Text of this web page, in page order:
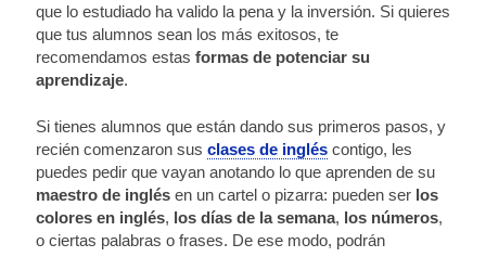
que lo estudiado ha valido la pena y la inversión. Si quieres
que tus alumnos sean los más exitosos, te
recomendamos estas formas de potenciar su
aprendizaje.
Si tienes alumnos que están dando sus primeros pasos, y
recién comenzaron sus clases de inglés contigo, les
puedes pedir que vayan anotando lo que aprenden de su
maestro de inglés en un cartel o pizarra: pueden ser los
colores en inglés, los días de la semana, los números,
o ciertas palabras o frases. De ese modo, podrán